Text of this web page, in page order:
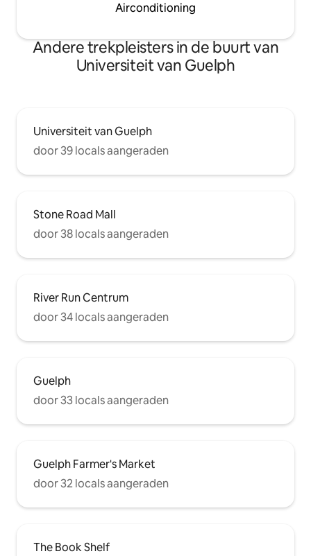
Airconditioning
Andere trekpleisters in de buurt van
Universiteit van Guelph
Universiteit van Guelph
door 39 locals aangeraden
Stone Road Mall
door 38 locals aangeraden
River Run Centrum
door 34 locals aangeraden
Guelph
door 33 locals aangeraden
Guelph Farmer's Market
door 32 locals aangeraden
The Book Shelf